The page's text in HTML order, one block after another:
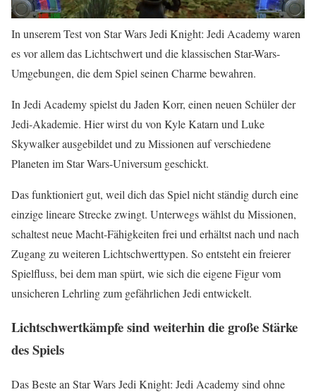
In unserem Test von Star Wars Jedi Knight: Jedi Academy waren
es vor allem das Lichtschwert und die klassischen Star-Wars-
Umgebungen, die dem Spiel seinen Charme bewahren.
In Jedi Academy spielst du Jaden Korr, einen neuen Schüler der
Jedi-Akademie. Hier wirst du von Kyle Katarn und Luke
Skywalker ausgebildet und zu Missionen auf verschiedene
Planeten im Star Wars-Universum geschickt.
Das funktioniert gut, weil dich das Spiel nicht ständig durch eine
einzige lineare Strecke zwingt. Unterwegs wählst du Missionen,
schaltest neue Macht-Fähigkeiten frei und erhältst nach und nach
Zugang zu weiteren Lichtschwerttypen. So entsteht ein freierer
Spielfluss, bei dem man spürt, wie sich die eigene Figur vom
unsicheren Lehrling zum gefährlichen Jedi entwickelt.
Lichtschwertkämpfe sind weiterhin die große Stärke
des Spiels
Das Beste an Star Wars Jedi Knight: Jedi Academy sind ohne